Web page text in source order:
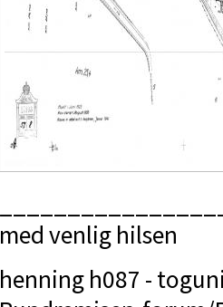
med venlig hilsen
henning h087 -